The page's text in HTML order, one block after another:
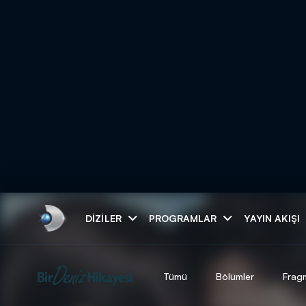
DIZILER PROGRAMLAR YAYIN AKIŞI
Tümü Bölümler